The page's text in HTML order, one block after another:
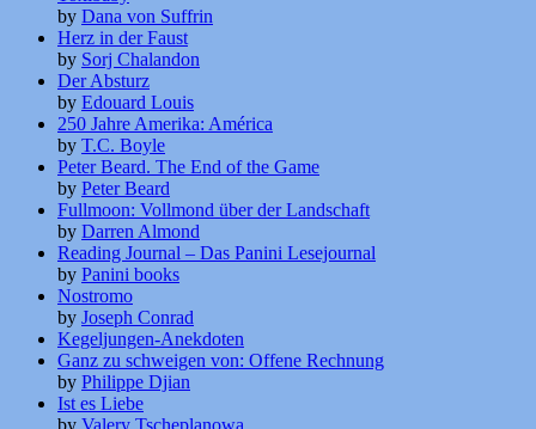
by Dana von Suffrin
Herz in der Faust
by Sorj Chalandon
Der Absturz
by Edouard Louis
250 Jahre Amerika: América
by T.C. Boyle
Peter Beard. The End of the Game
by Peter Beard
Fullmoon: Vollmond über der Landschaft
by Darren Almond
Reading Journal – Das Panini Lesejournal
by Panini books
Nostromo
by Joseph Conrad
Kegeljungen-Anekdoten
Ganz zu schweigen von: Offene Rechnung
by Philippe Djian
Ist es Liebe